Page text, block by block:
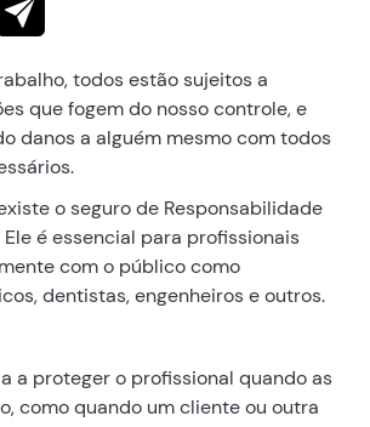
todos estão sujeitos a
que fogem do nosso controle, e
danos a alguém mesmo com todos
o seguro de Responsabilidade
é essencial para profissionais
com o público como
dentistas, engenheiros e outros.
a proteger o profissional quando as
como quando um cliente ou outra